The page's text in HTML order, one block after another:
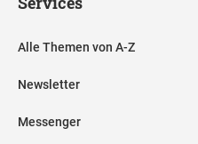
Alle Themen von A-Z
Newsletter
Messenger